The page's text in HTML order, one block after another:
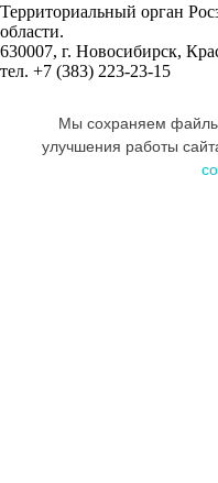
Территориальный орган
области.
630007, г. Новосибирск,
тел. +7 (383) 223-23-15
Ваминцева Марина
Цевкалюк Юлия Ивановна
Мы cохраняем
улучшения работы